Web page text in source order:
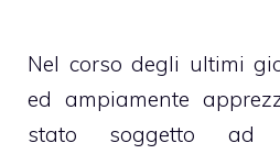
Nel corso degli ultimi
ed ampiamente
stato soggetto ad